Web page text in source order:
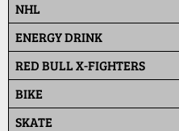
NHL
ENERGY DRINK
RED BULL X-FIGHTERS
BIKE
SKATE